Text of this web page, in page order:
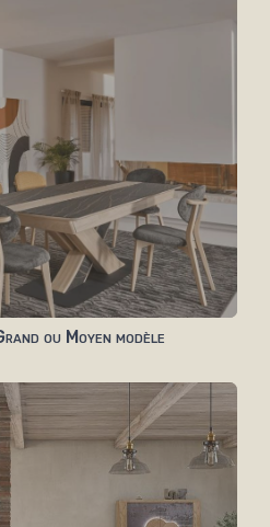
ou Moyen modèle